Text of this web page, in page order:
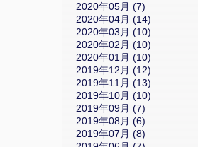
2020年05月 (7)
2020年04月 (14)
2020年03月 (10)
2020年02月 (10)
2020年01月 (10)
2019年12月 (12)
2019年11月 (13)
2019年10月 (10)
2019年09月 (7)
2019年08月 (6)
2019年07月 (8)